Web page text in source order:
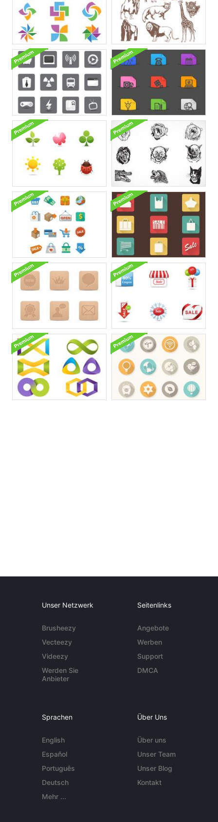
Unser Netzwerk
Brusheezy
Vecteezy
Videezy
Werden Sie
Anbieter
Seitenlinks
Angebote
Werben
Support
DMCA
Sprachen
English
Español
Português
Deutsch
Mehr ...
Über Uns
Über uns
Unser Team
Unser Blog
Kontakt